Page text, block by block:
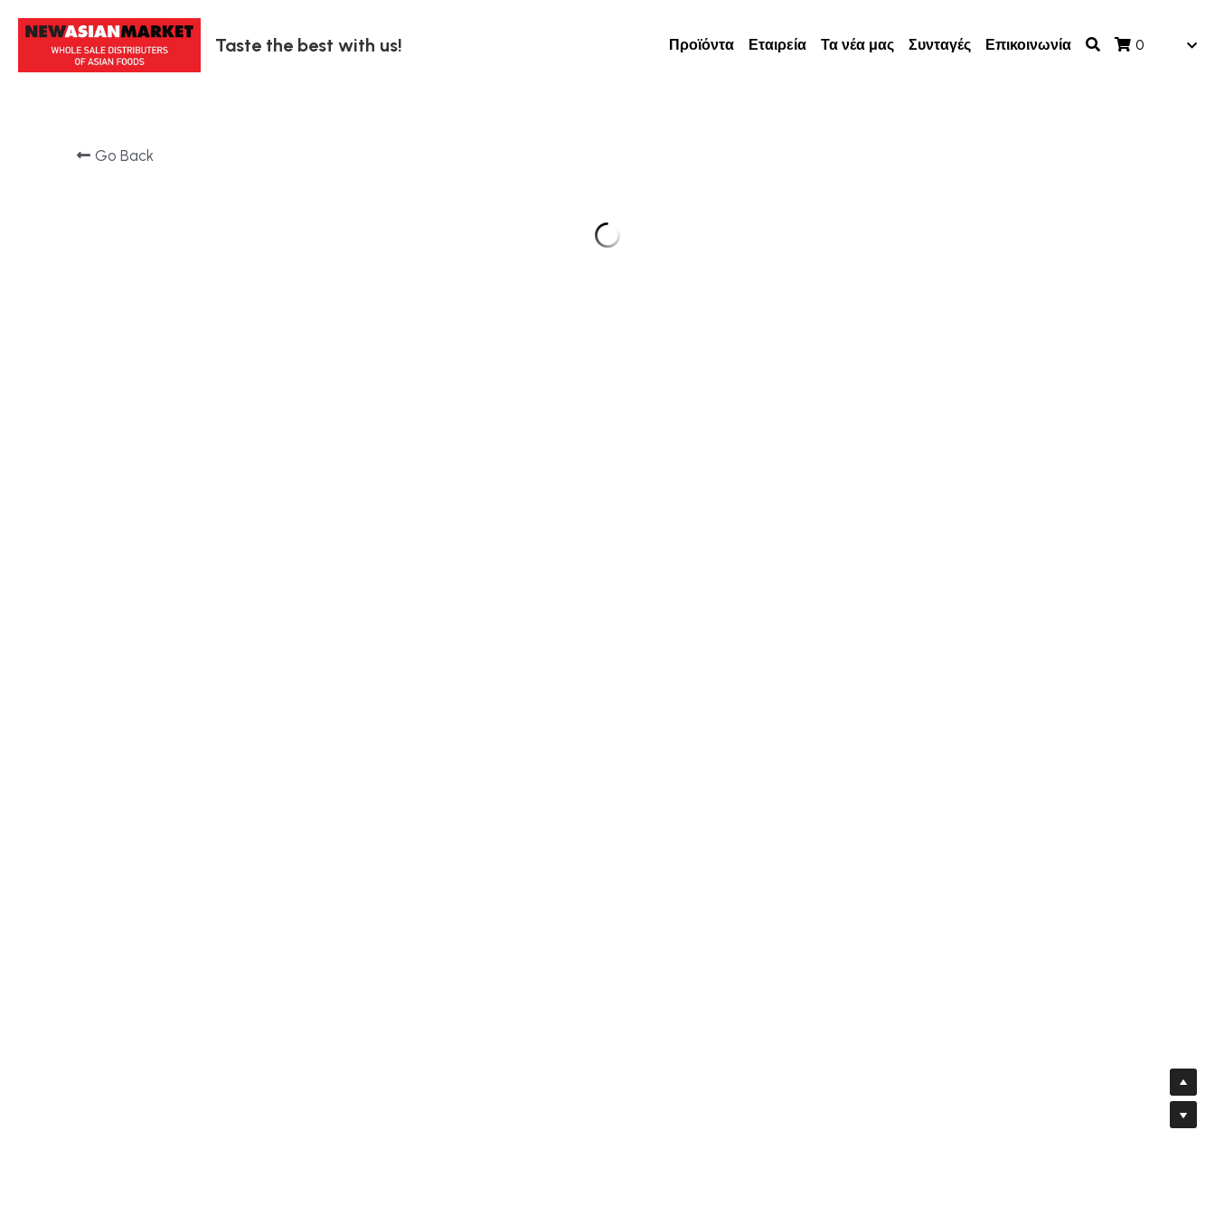
Taste the best with us! Προϊόντα Εταιρεία Τα νέα μας Συνταγές Επικοινωνία 0
Go Back
RIC0061
SUSHI RICE BLACK 1kg INTEGRALE VIGNOLA